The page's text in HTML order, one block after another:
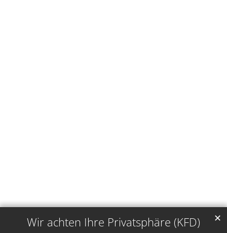
Wir achten Ihre Privatsphäre (KFD) ✕